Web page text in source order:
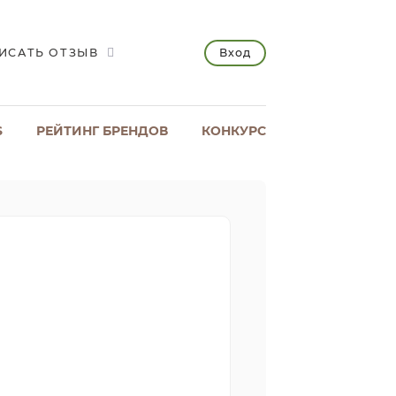
ОТЗЫВ Вход
РЕЙТИНГ БРЕНДОВ КОНКУРС